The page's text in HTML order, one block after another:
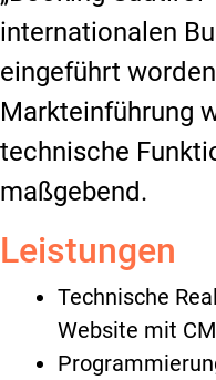
internationalen
eingeführt
Markteinführung
technische
maßgebend.
Leistungen
Technische
Website mit